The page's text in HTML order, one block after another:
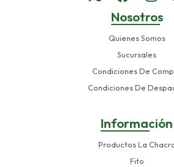
Nosotros
Quienes Somos
Sucursales
Condiciones De
Condiciones De
Información
Productos La
Fito